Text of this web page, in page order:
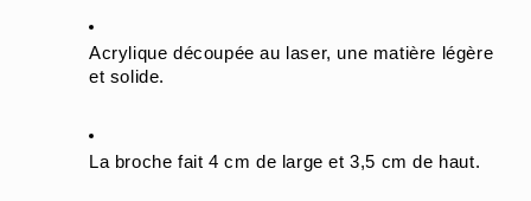
Acrylique découpée au laser, une matière légère
et solide.
La broche fait 4 cm de large et 3,5 cm de haut.